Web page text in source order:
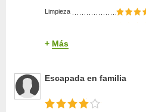
Limpieza
Entorno
Calidad del sueño
+ Más
Escapada en familia